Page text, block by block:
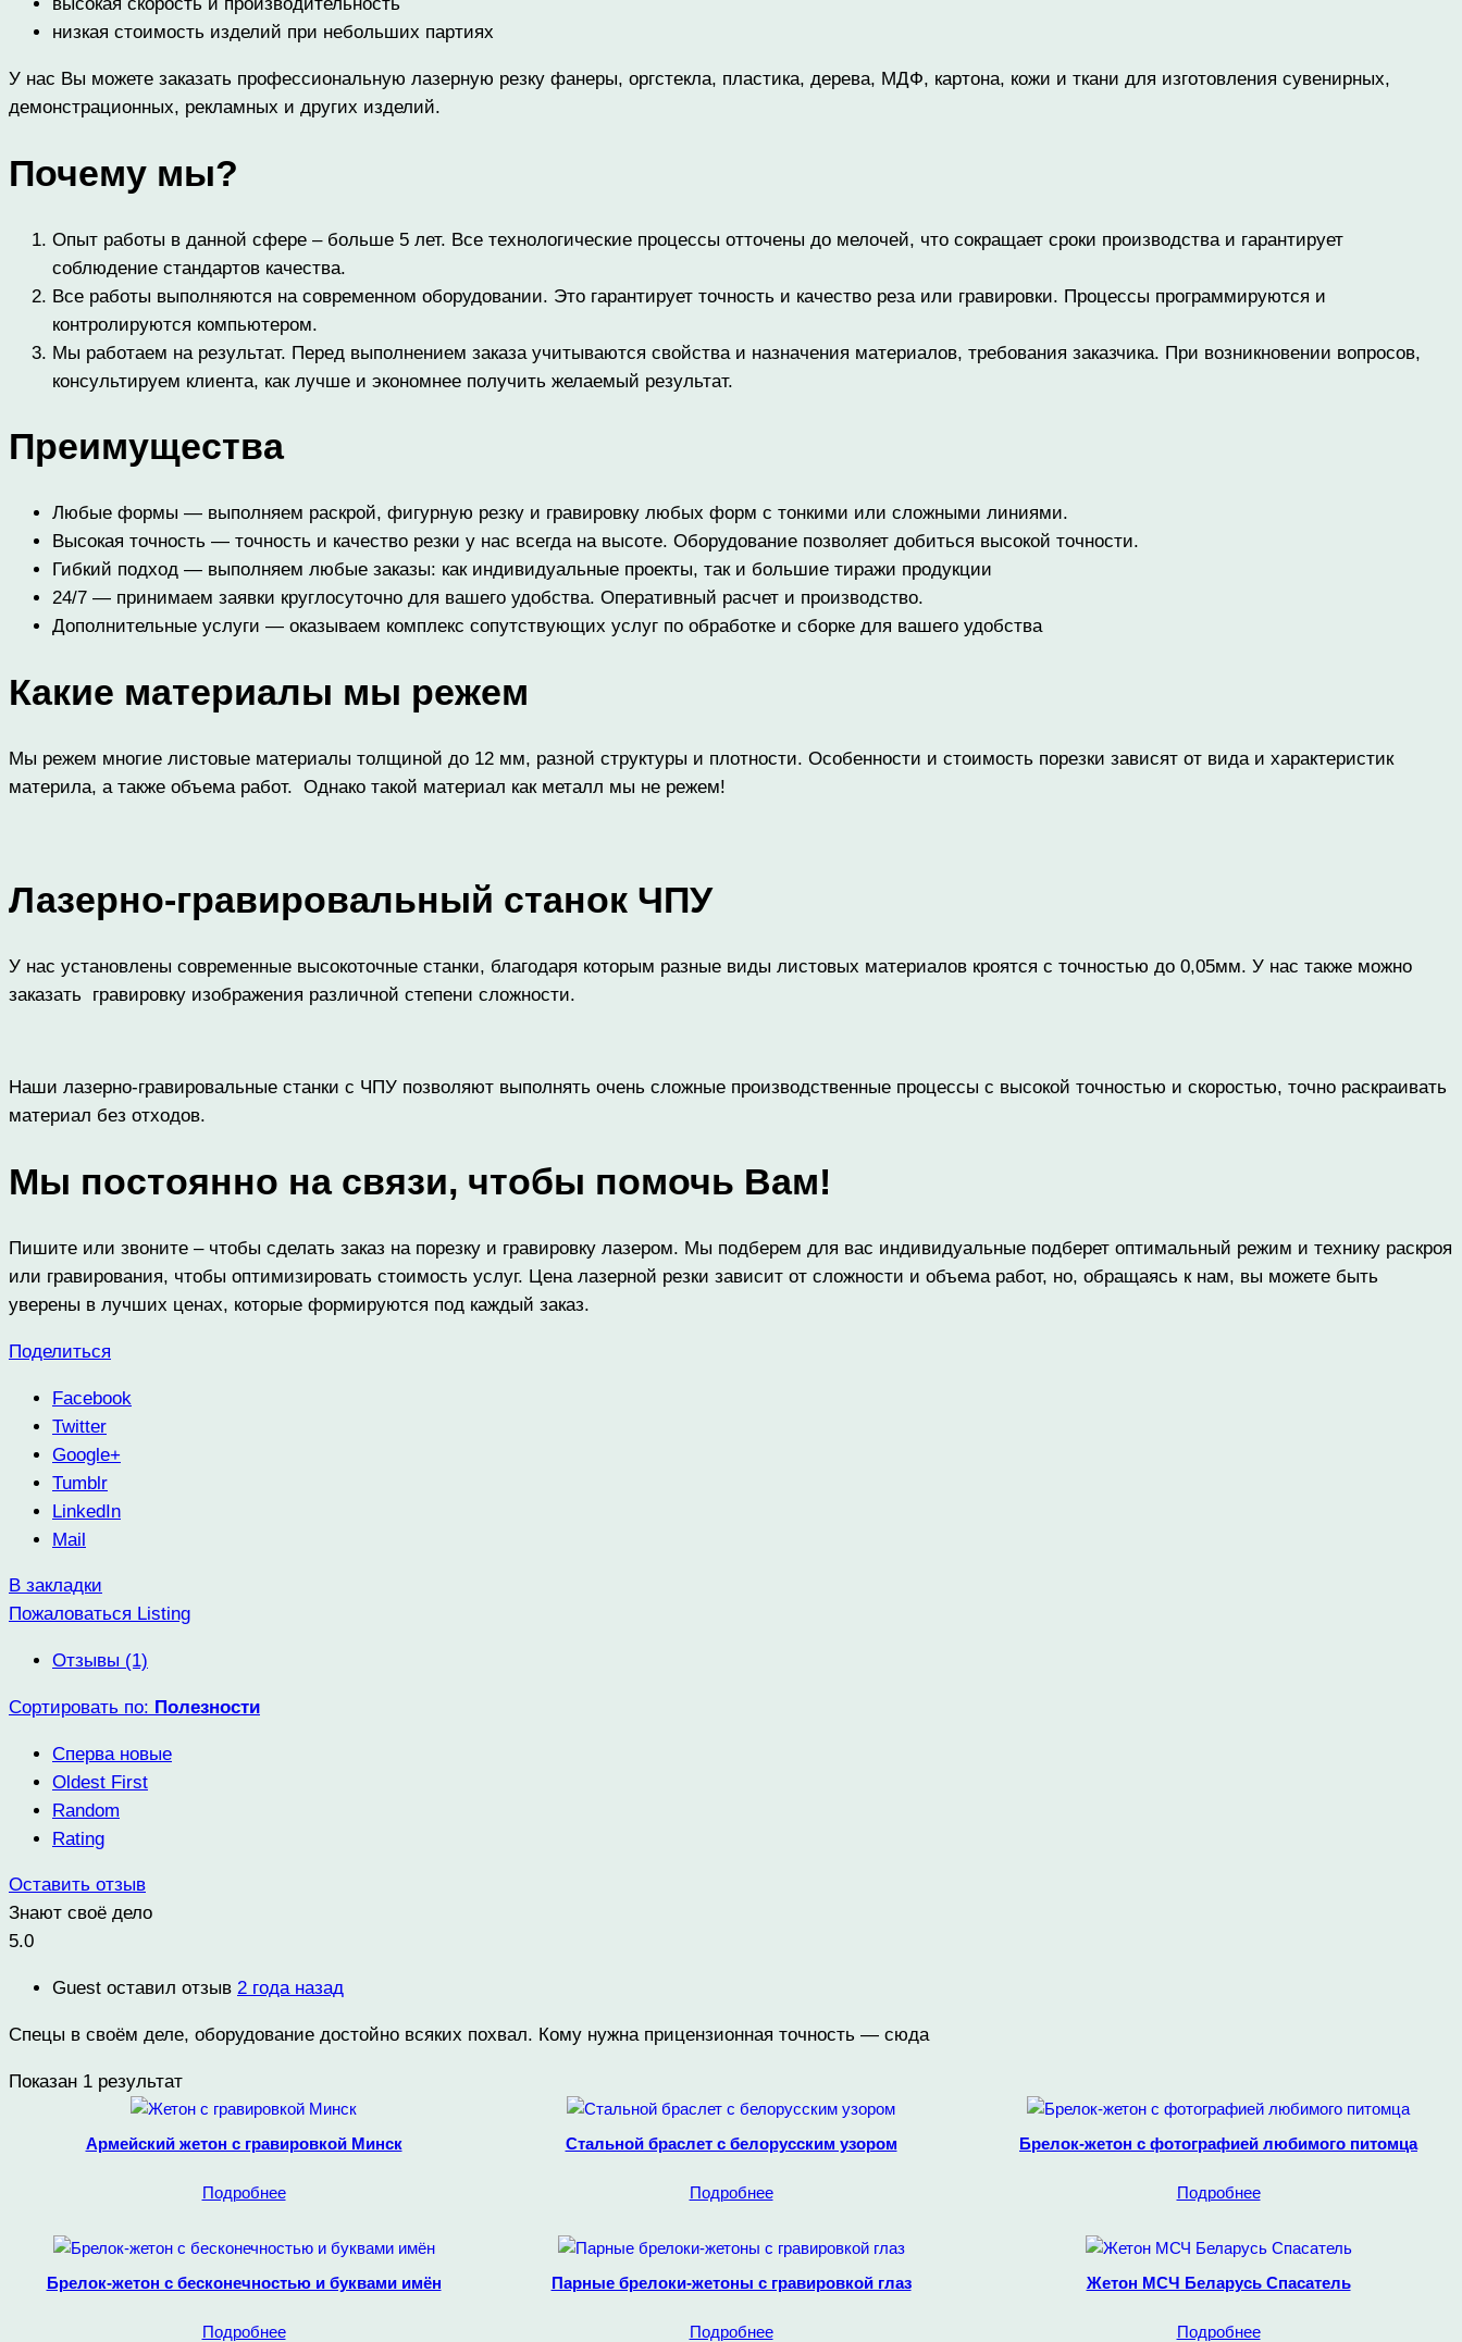
низкая стоимость изделий при небольших партиях
У нас Вы можете заказать профессиональную лазерную резку фанеры, оргстекла, пластика, дерева, МДФ, картона, кожи и ткани для изготовления сувенирных,
демонстрационных, рекламных и других изделий.
Почему мы?
Опыт работы в данной сфере – больше 5 лет. Все технологические процессы отточены до мелочей, что сокращает сроки производства и гарантирует
соблюдение стандартов качества.
Все работы выполняются на современном оборудовании. Это гарантирует точность и качество реза или гравировки. Процессы программируются и
контролируются компьютером.
Мы работаем на результат. Перед выполнением заказа учитываются свойства и назначения материалов, требования заказчика. При возникновении вопросов,
консультируем клиента, как лучше и экономнее получить желаемый результат.
Преимущества
Любые формы — выполняем раскрой, фигурную резку и гравировку любых форм с тонкими или сложными линиями.
Высокая точность — точность и качество резки у нас всегда на высоте. Оборудование позволяет добиться высокой точности.
Гибкий подход — выполняем любые заказы: как индивидуальные проекты, так и большие тиражи продукции
24/7 — принимаем заявки круглосуточно для вашего удобства. Оперативный расчет и производство.
Дополнительные услуги — оказываем комплекс сопутствующих услуг по обработке и сборке для вашего удобства
Какие материалы мы режем
Мы режем многие листовые материалы толщиной до 12 мм, разной структуры и плотности. Особенности и стоимость порезки зависят от вида и характеристик
материла, а также объема работ. Однако такой материал как металл мы не режем!
Лазерно-гравировальный станок ЧПУ
У нас установлены современные высокоточные станки, благодаря которым разные виды листовых материалов кроятся с точностью до 0,05мм. У нас также можно
заказать гравировку изображения различной степени сложности.
Наши лазерно-гравировальные станки с ЧПУ позволяют выполнять очень сложные производственные процессы с высокой точностью и скоростью, точно раскраивать
материал без отходов.
Мы постоянно на связи, чтобы помочь Вам!
Пишите или звоните – чтобы сделать заказ на порезку и гравировку лазером. Мы подберем для вас индивидуальные подберет оптимальный режим и технику раскроя
или гравирования, чтобы оптимизировать стоимость услуг. Цена лазерной резки зависит от сложности и объема работ, но, обращаясь к нам, вы можете быть
уверены в лучших ценах, которые формируются под каждый заказ.
Поделиться
Facebook
Twitter
Google+
Tumblr
LinkedIn
Mail
В закладки
Пожаловаться Listing
Отзывы (1)
Сортировать по: Полезности
Сперва новые
Oldest First
Random
Rating
Оставить отзыв
Знают своё дело
5.0
Guest оставил отзыв 2 года назад
Спецы в своём деле, оборудование достойно всяких похвал. Кому нужна прицензионная точность — сюда
Показан 1 результат
Армейский жетон с гравировкой Минск
Подробнее
Стальной браслет с белорусским узором
Подробнее
Брелок-жетон с фотографией любимого питомца
Подробнее
Брелок-жетон с бесконечностью и буквами имён
Подробнее
Парные брелоки-жетоны с гравировкой глаз
Подробнее
Жетон МСЧ Беларусь Спасатель
Подробнее